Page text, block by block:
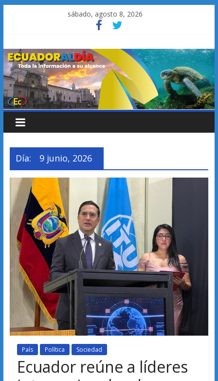
sábado, agosto 8, 2026
Día: 9 junio, 2026
País Política Sociedad
Ecuador reúne a líderes